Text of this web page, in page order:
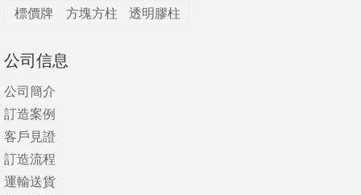
標價牌
方塊方柱 透明膠柱
公司信息
公司簡介
訂造案例
客戶見證
訂造流程
運輸送貨